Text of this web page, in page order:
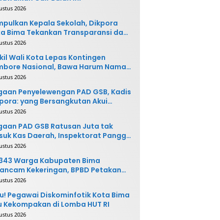
2026
Kepala Sekolah, Dikpora
Bima Tekankan Transparansi dan
2026
Wali Kota Lepas Kontingen
Nasional, Bawa Harum Nama
Bima
2026
Penyelewengan PAD GSB, Kadis
yang Bersangkutan Akui
dan Siap
2026
PAD GSB Ratusan Juta tak
Kas Daerah, Inspektorat Panggil
Terkait
2026
Warga Kabupaten Bima
Kekeringan, BPBD Petakan
Rawan
2026
Pegawai Diskominfotik Kota Bima
Kekompakan di Lomba HUT RI
2026